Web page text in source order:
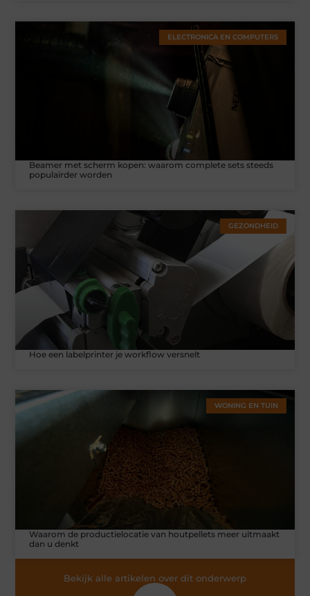
ELECTRONICA EN COMPUTERS
Beamer met scherm kopen: waarom complete sets steeds
populairder worden
GEZONDHEID
Hoe een labelprinter je workflow versnelt
WONING EN TUIN
Waarom de productielocatie van houtpellets meer uitmaakt
dan u denkt
Bekijk alle artikelen over dit onderwerp